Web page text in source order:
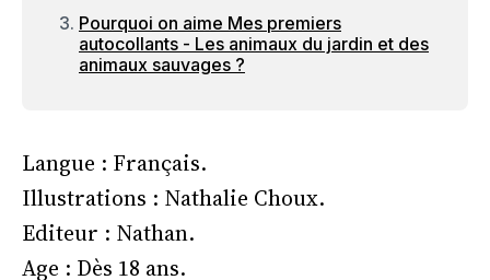
Pourquoi on aime Mes premiers
autocollants - Les animaux du jardin et des
animaux sauvages ?
Langue : Français.
Illustrations : Nathalie Choux.
Editeur : Nathan.
Age : Dès 18 ans.